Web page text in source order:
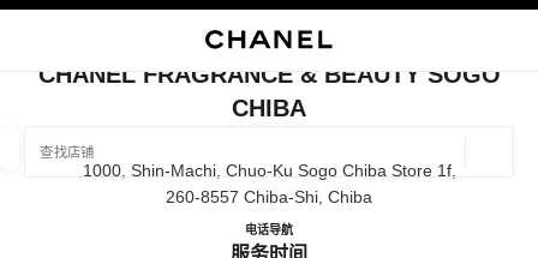
查找销售店铺
相关建议会显示在此搜索栏下方
关闭精品店卡片 CHANEL FRAGRANCE & BEAUTY SOGO CHIBA
CHANEL FRAGRANCE & BEAUTY SOGO
CHIBA
1000, Shin-Machi, Chuo-Ku Sogo Chiba Store 1f,
260-8557 Chiba-Shi, Chiba
电话043-245-8459
导航CHANEL FRAGRANCE &
服务时间
腕表与高级珠宝